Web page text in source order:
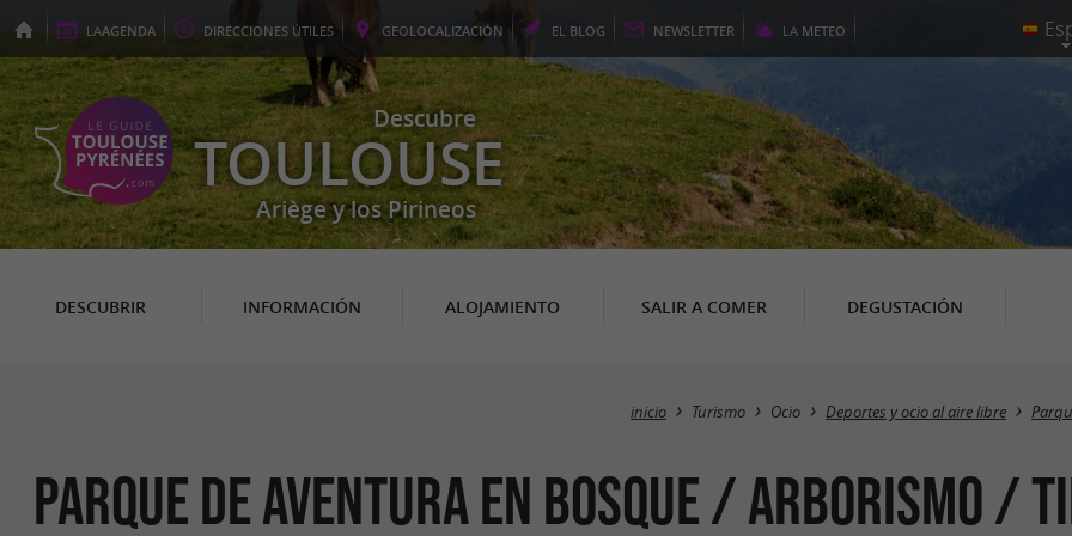
LAAGENDA DIRECCIONES ÚTILES GEOLOCALIZACIÓN EL BLOG NEWSLETTER LA METEO
Descubre
TOULOUSE
Ariège y los Pirineos
DESCUBRIR INFORMACIÓN ALOJAMIENTO SALIR A COMER DEGUSTACIÓN
inicio Turismo Ocio Deportes y ocio al aire libre
Parque de aventura en bosque / Arborismo /